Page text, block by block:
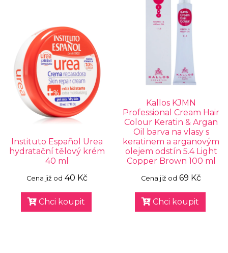
Instituto Español Urea
hydratační tělový krém
40 ml
Cena již od 40 Kč
Chci koupit
Kallos KJMN
Professional Cream Hair
Colour Keratin & Argan
Oil barva na vlasy s
keratinem a arganovým
olejem odstín 5.4 Light
Copper Brown 100 ml
Cena již od 69 Kč
Chci koupit